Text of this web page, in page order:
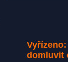
domluvit